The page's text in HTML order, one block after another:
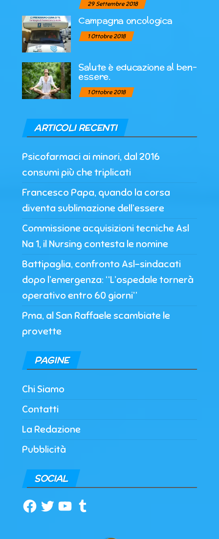
29 Settembre 2018
Campagna oncologica
1 Ottobre 2018
Salute è educazione al ben-
essere.
1 Ottobre 2018
ARTICOLI RECENTI
Psicofarmaci ai minori, dal 2016
consumi più che triplicati
Francesco Papa, quando la corsa
diventa sublimazione dell’essere
Commissione acquisizioni tecniche Asl
Na 1, il Nursing contesta le nomine
Battipaglia, confronto Asl-sindacati
dopo l’emergenza: “L’ospedale tornerà
operativo entro 60 giorni”
Pma, al San Raffaele scambiate le
provette
PAGINE
Chi Siamo
Contatti
La Redazione
Pubblicità
SOCIAL
Facebook
TwitterYouTubeTumblr